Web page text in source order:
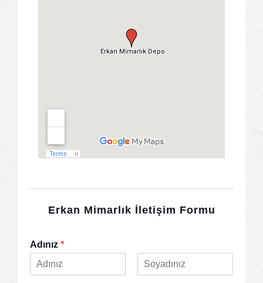
Erkan Mimarlık İletişim Formu
Adınız *